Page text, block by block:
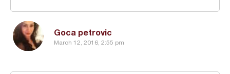
Goca petrovic
March 12, 2016, 2:55 pm